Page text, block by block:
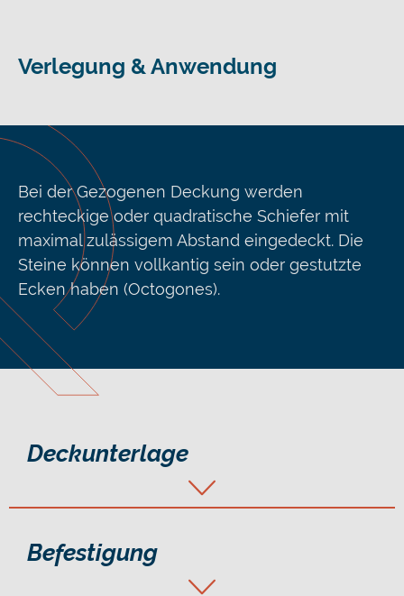
Verlegung & Anwendung
Bei der Gezogenen Deckung werden
rechteckige oder quadratische Schiefer mit
maximal zulässigem Abstand eingedeckt. Die
Steine können vollkantig sein oder gestutzte
Ecken haben (Octogones).
Deckunterlage
Befestigung